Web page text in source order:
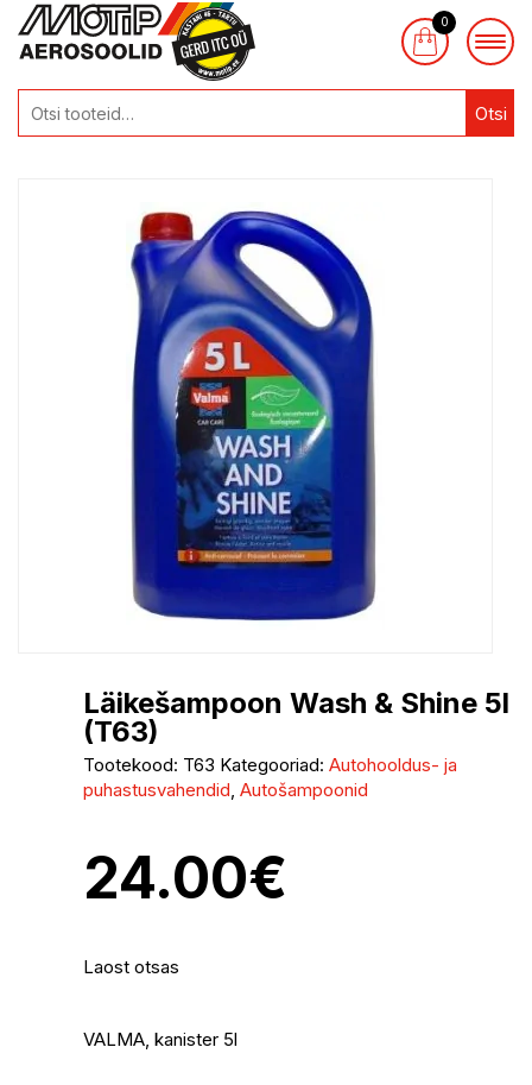
Otsi
0
Läikešampoon Wash & Shine 5l
(T63)
Tootekood: T63 Kategooriad: Autohooldus- ja
puhastusvahendid, Autošampoonid
24.00€
Laost otsas
VALMA, kanister 5l